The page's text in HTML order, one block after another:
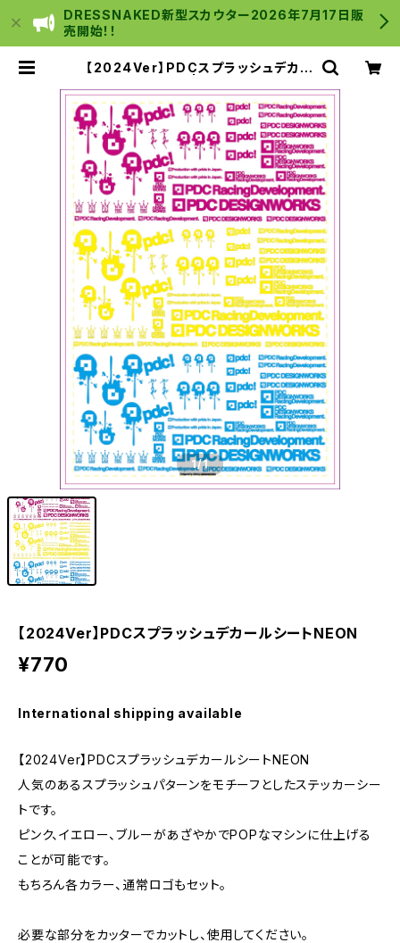
DRESSNAKED新型スカウター2026年7月17日販
売開始！！
【2024Ver】PDCスプラッシュデカー
O R E
1/1
【2024Ver】PDCスプラッシュデカールシートNEON
¥770
International shipping available
【2024Ver】PDCスプラッシュデカールシートNEON
人気のあるスプラッシュパターンをモチーフとしたステッカーシー
トです。
ピンク、イエロー、ブルーがあざやかでPOPなマシンに仕上げる
ことが可能です。
もちろん各カラー、通常ロゴもセット。
必要な部分をカッターでカットし、使用してください。